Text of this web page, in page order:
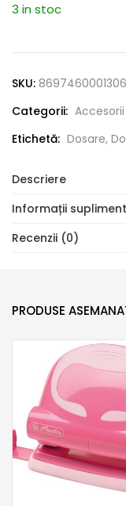
3 in stoc
SKU: 8697460001306
Categorii:
Etichetă: Dosare,
Descriere
Informații
Recenzii (0)
PRODUSE